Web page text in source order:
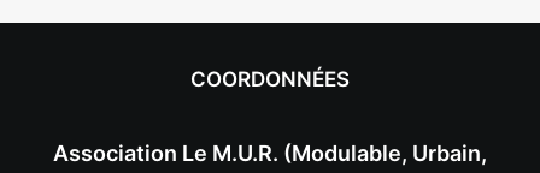
COORDONNÉES
Association Le M.U.R. (Modulable, Urbain,